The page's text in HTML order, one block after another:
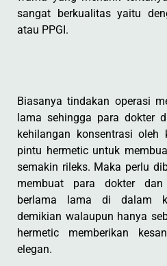
sangat berkualitas yaitu
atau PPGI.
Biasanya tindakan operasi
lama sehingga para dokter
kehilangan konsentrasi
pintu hermetic untuk
semakin rileks. Maka perlu
membuat para dokter
berlama lama di dalam
demikian walaupun hanya
hermetic memberikan
elegan.